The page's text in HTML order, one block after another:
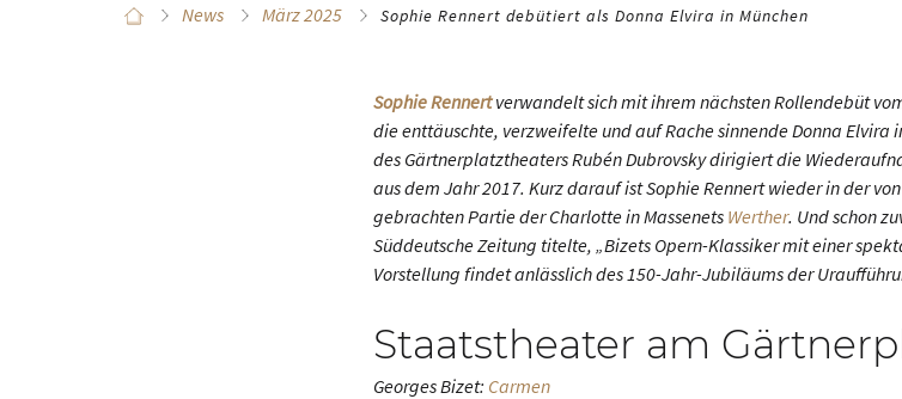
News März 2025 Sophie Rennert debütiert als Donna Elvira in München
Sophie Rennertverwandelt sich mit ihrem nächsten Rollendebüt
die enttäuschte, verzweifelte und auf Rache sinnende Donna Elvira
des Gärtnerplatztheaters Rubén Dubrovsky dirigiert die
aus dem Jahr 2017. Kurz darauf ist Sophie Rennert wieder in der
gebrachten Partie der Charlotte in Massenets Werther. Und schon
Süddeutsche Zeitung titelte, „Bizets Opern-Klassiker mit einer
Vorstellung findet anlässlich des 150-Jahr-Jubiläums der
Staatstheater am
Georges Bizet: Carmen